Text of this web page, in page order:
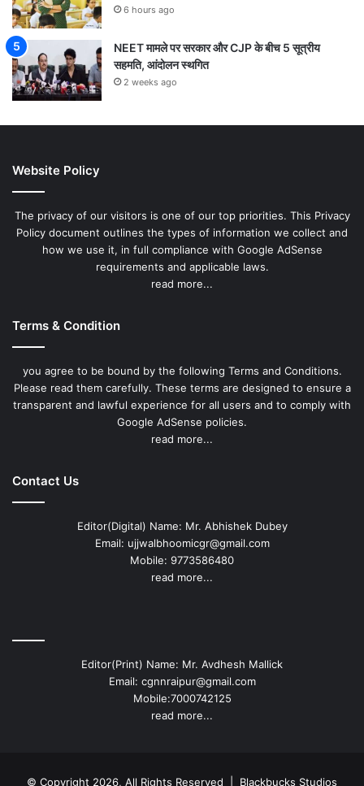
6 hours ago
NEET मामले पर सरकार और CJP के बीच 5 सूत्रीय
सहमति, आंदोलन स्थगित
2 weeks ago
Website Policy
The privacy of our visitors is one of our top priorities. This Privacy
Policy document outlines the types of information we collect and
how we use it, in full compliance with Google AdSense
requirements and applicable laws.
read more...
Terms & Condition
you agree to be bound by the following Terms and Conditions.
Please read them carefully. These terms are designed to ensure a
transparent and lawful experience for all users and to comply with
Google AdSense policies.
read more...
Contact Us
Editor(Digital) Name: Mr. Abhishek Dubey
Email: ujjwalbhoomicgr@gmail.com
Mobile: 9773586480
read more...
Editor(Print) Name: Mr. Avdhesh Mallick
Email: cgnnraipur@gmail.com
Mobile:7000742125
read more...
© Copyright 2026, All Rights Reserved | Blackbucks Studios